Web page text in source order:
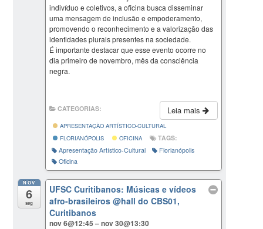
indivíduo e coletivos, a oficina busca disseminar
uma mensagem de inclusão e empoderamento,
promovendo o reconhecimento e a valorização das
identidades plurais presentes na sociedade.
É importante destacar que esse evento ocorre no
dia primeiro de novembro, mês da consciência
negra.
Leia mais
CATEGORIAS:
APRESENTAÇÃO ARTÍSTICO-CULTURAL
FLORIANÓPOLIS
OFICINA
TAGS:
Apresentação Artístico-Cultural
Florianópolis
Oficina
NOV
6
seg
UFSC Curitibanos: Músicas e vídeos
afro-brasileiros@hall do CBS01,
Curitibanos
nov 6@12:45 – nov 30@13:30